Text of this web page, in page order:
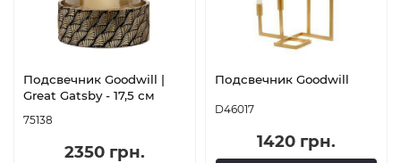
Подсвечник Goodwill |
Great Gatsby - 17,5 см
75138
2350 грн.
Подсвечник Goodwill
D46017
1420 грн.